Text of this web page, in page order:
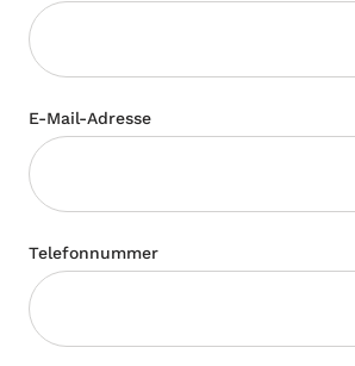
E-Mail-Adresse
Telefonnummer